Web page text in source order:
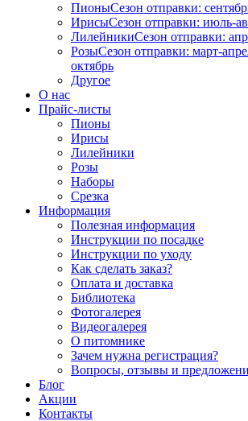
ПионыСезон отправки:
ИрисыСезон отправки: июль-
ЛилейникиСезон отправки:
РозыСезон отправки: март-
октябрь
Другое
О нас
Прайс-листы
Пионы
Ирисы
Лилейники
Розы
Наборы
Срезка
Информация
Полезная информация
Инструкции по посадке
Инструкции по уходу
Как сделать заказ?
Оплата и доставка
Библиотека
Фотогалерея
Видеогалерея
О питомнике
Зачем нужна регистрация?
Вопросы, отзывы и
Блог
Акции
Контакты